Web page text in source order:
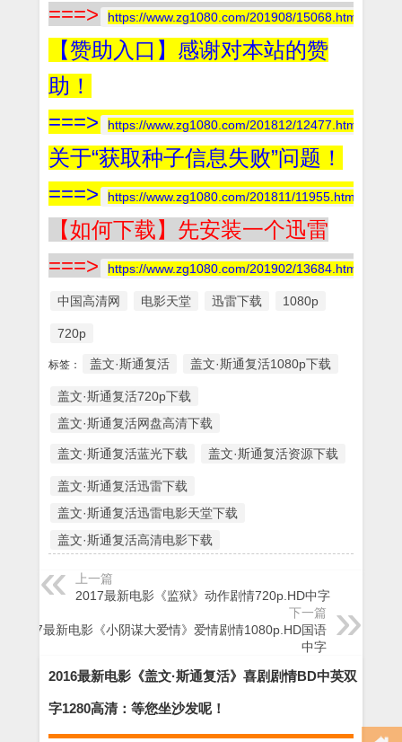
===>
https://www.zg1080.com/201908/15068.html
【赞助入口】感谢对本站的赞
助！
===>
https://www.zg1080.com/201812/12477.html
关于“获取种子信息失败”问题！
===>
https://www.zg1080.com/201811/11955.html
【如何下载】先安装一个迅雷
===>
https://www.zg1080.com/201902/13684.html
中国高清网 电影天堂 迅雷下载 1080p
720p
标签： 盖文·斯通复活 盖文·斯通复活1080p下载
盖文·斯通复活720p下载
盖文·斯通复活网盘高清下载
盖文·斯通复活蓝光下载 盖文·斯通复活资源下载
盖文·斯通复活迅雷下载
盖文·斯通复活迅雷电影天堂下载
盖文·斯通复活高清电影下载
上一篇
2017最新电影《监狱》动作剧情720p.HD中字
下一篇
2017最新电影《小阴谋大爱情》爱情剧情1080p.HD国语
中字
2016最新电影《盖文·斯通复活》喜剧剧情BD中英双
字1280高清：等您坐沙发呢！